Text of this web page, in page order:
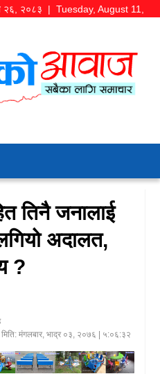
२६, २०८३ | Tuesday, August 11,
तिनै जनालाई
अदालत,
?
मंगलबार, भाद्र ०३, २०७६ | ५:०६:३२